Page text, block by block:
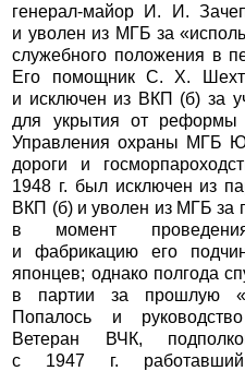
генерал-майор И. И.
и уволен из МГБ за
служебного положения в
Его помощник С. Х.
и исключен из ВКП (б) за
для укрытия от реформы
Управления охраны МГБ
дороги и
1948 г. был исключен из
ВКП (б) и уволен из МГБ за
в момент
и фабрикацию его
японцев; однако полгода
в партии за прошлую
Попалось и
Ветеран ВЧК,
с 1947 г.